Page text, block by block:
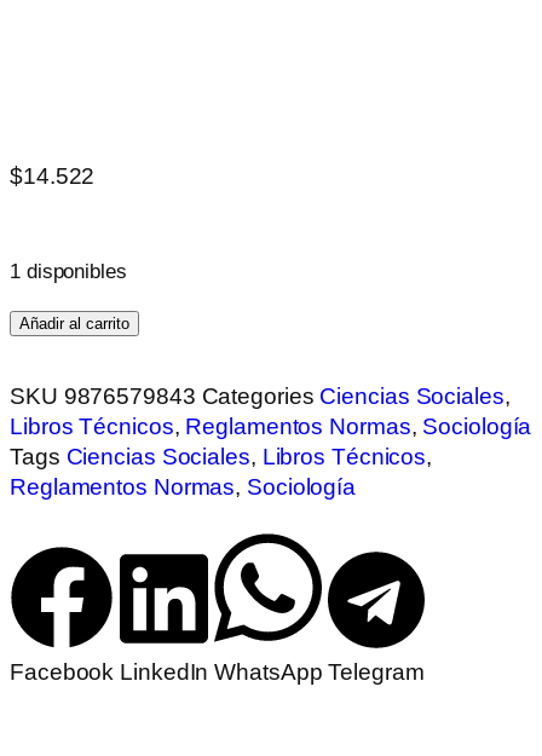
$14.522
1 disponibles
Añadir al carrito
SKU 9876579843 Categories Ciencias Sociales,
Libros Técnicos, Reglamentos Normas, Sociología
Tags Ciencias Sociales, Libros Técnicos,
Reglamentos Normas, Sociología
Facebook LinkedIn WhatsApp Telegram